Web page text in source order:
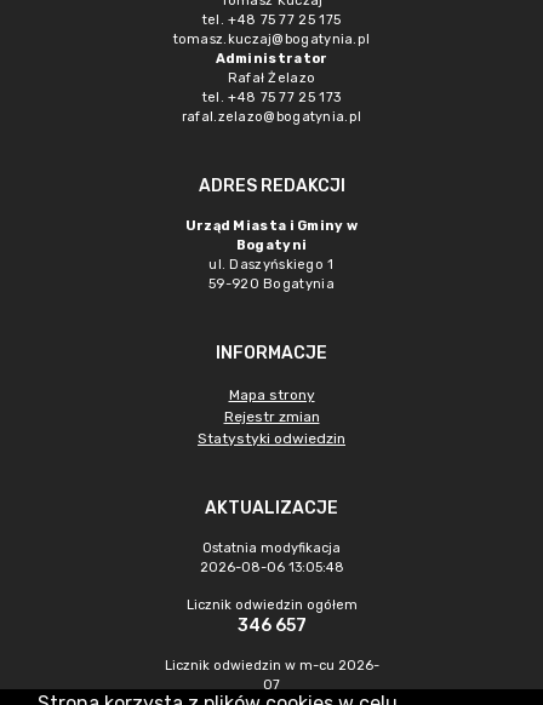
tel. +48 75 77 25 175
tomasz.kuczaj@bogatynia.pl
Administrator
Rafał Żelazo
tel. +48 75 77 25 173
rafal.zelazo@bogatynia.pl
ADRES REDAKCJI
Urząd Miasta i Gminy w
Bogatyni
ul. Daszyńskiego 1
59-920 Bogatynia
INFORMACJE
Mapa strony
Rejestr zmian
Statystyki odwiedzin
AKTUALIZACJE
Ostatnia modyfikacja
2026-08-06 13:05:48
Licznik odwiedzin ogółem
346 657
Licznik odwiedzin w m-cu 2026-
07